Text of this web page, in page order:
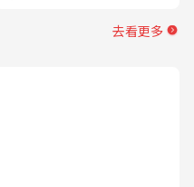
去看更多